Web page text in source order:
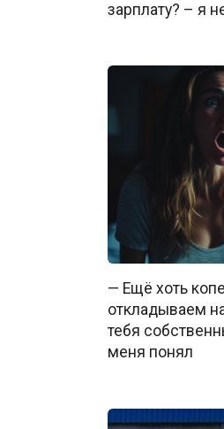
зарплату? – я
— Ещё хоть
откладываем
тебя
меня понял